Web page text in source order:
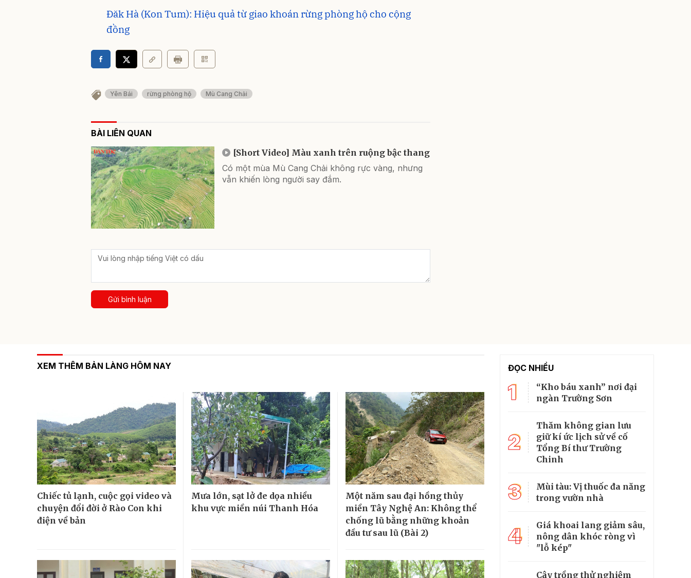
Đăk Hà (Kon Tum): Hiệu quả từ giao khoán rừng phòng hộ cho cộng
đồng
Yên Bái rừng phòng hộ Mù Cang Chải
BÀI LIÊN QUAN
[Short Video] Màu xanh trên ruộng bậc thang
Có một mùa Mù Cang Chải không rực vàng, nhưng
vẫn khiến lòng người say đắm.
Gửi bình luận
XEM THÊM BẢN LÀNG HÔM NAY
Chiếc tủ lạnh, cuộc gọi video và
chuyện đổi đời ở Rào Con khi
điện về bản
Mưa lớn, sạt lở đe dọa nhiều
khu vực miền núi Thanh Hóa
Một năm sau đại hồng thủy
miền Tây Nghệ An: Không thể
chống lũ bằng những khoản
đầu tư sau lũ (Bài 2)
ĐỌC NHIỀU
1
“Kho báu xanh” nơi đại
ngàn Trường Sơn
2
Thăm không gian lưu
giữ kí ức lịch sử về cố
Tổng Bí thư Trường
Chinh
3
Mùi tàu: Vị thuốc đa năng
trong vườn nhà
4
Giá khoai lang giảm sâu,
nông dân khóc ròng vì
"lỗ kép"
Cây trồng thử nghiệm